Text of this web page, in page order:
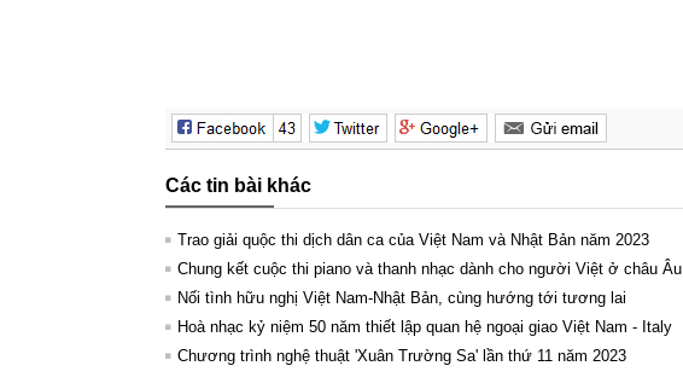
Các tin bài khác
Trao giải quộc thi dịch dân ca của Việt Nam và Nhật Bản năm 2023
Chung kết cuộc thi piano và thanh nhạc dành cho người Việt ở châu Âu
Nối tình hữu nghị Việt Nam-Nhật Bản, cùng hướng tới tương lai
Hoà nhạc kỷ niệm 50 năm thiết lập quan hệ ngoại giao Việt Nam - Italy
Chương trình nghệ thuật 'Xuân Trường Sa' lần thứ 11 năm 2023